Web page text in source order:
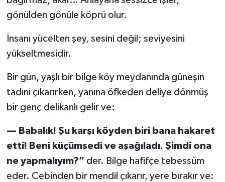
gönülden gönüle köprü olur.
İnsanı yücelten şey, sesini değil; seviyesini
yükseltmesidir.
Bir gün, yaşlı bir bilge köy meydanında güneşin
tadını çıkarırken, yanına öfkeden deliye dönmüş
bir genç delikanlı gelir ve:
— Babalık! Şu karşı köyden biri bana hakaret
etti! Beni küçümsedi ve aşağıladı. Şimdi ona
ne yapmalıyım?” der. Bilge hafifçe tebessüm
eder. Cebinden bir mendil çıkarır, yere bırakır ve: